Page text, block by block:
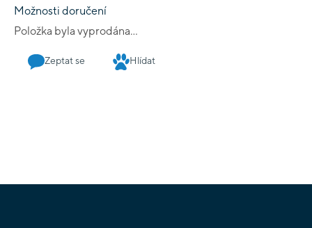
Možnosti doručení
Položka byla vyprodána…
Zeptat se Hlídat